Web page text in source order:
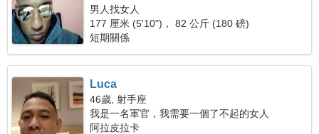
男人找女人
177 厘米 (5'10")， 82 公斤 (180 磅)
短期關係
Luca
46歲, 射手座
我是一名軍官，我需要一個了不起的女人
阿拉皮拉卡